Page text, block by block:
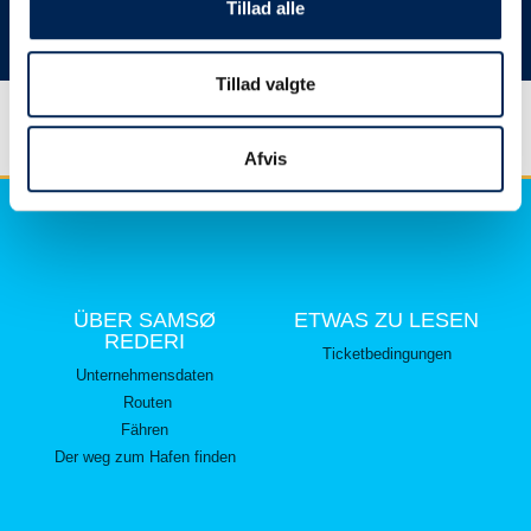
Tillad alle
Tillad valgte
Afvis
Vielen Dank für Ihr Verständnis.
ÜBER SAMSØ
REDERI
Unternehmensdaten
Routen
Fähren
Der weg zum Hafen finden
ETWAS ZU LESEN
Ticketbedingungen